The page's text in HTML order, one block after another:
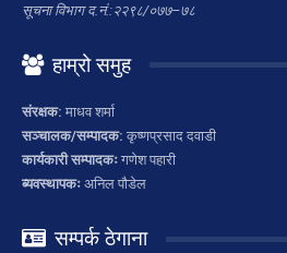
सूचना विभाग द.नं.:२२९८/०७७–७८
हाम्रो समुह
संरक्षक: माधव शर्मा
सञ्चालक/सम्पादक: कृष्णप्रसाद दवाडी
कार्यकारी सम्पादकः गणेश पहारी
ब्यवस्थापकः अनिल पौडेल
सम्पर्क ठेगाना